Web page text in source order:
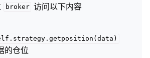
broker 访问以下内容
的仓位